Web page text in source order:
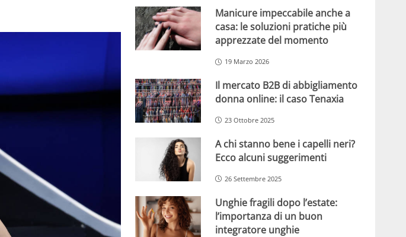
Manicure impeccabile anche a
casa: le soluzioni pratiche più
apprezzate del momento
19 Marzo 2026
Il mercato B2B di abbigliamento
donna online: il caso Tenaxia
23 Ottobre 2025
A chi stanno bene i capelli neri?
Ecco alcuni suggerimenti
26 Settembre 2025
Unghie fragili dopo l’estate:
l’importanza di un buon
integratore unghie